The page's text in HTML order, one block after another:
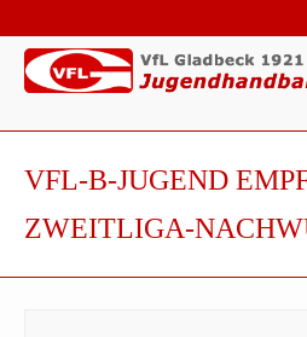
VFL-B-JUGEND
ZWEITLIGA-